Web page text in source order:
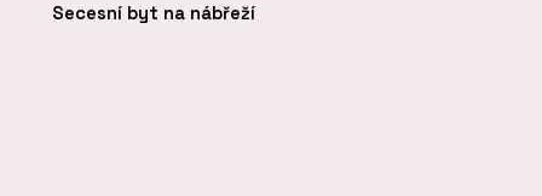
Secesní byt na nábřeží